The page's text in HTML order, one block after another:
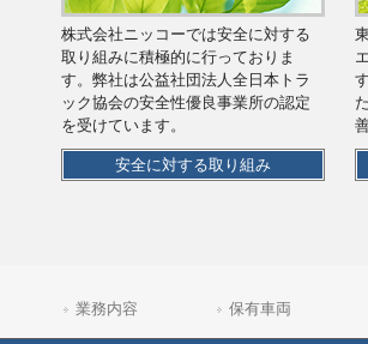
株式会社ニッコーでは安全に対する
取り組みに積極的に行っておりま
す。弊社は公益社団法人全日本トラ
ック協会の安全性優良事業所の認定
を受けています。
安全に対する取り組み
業務内容 保有車両